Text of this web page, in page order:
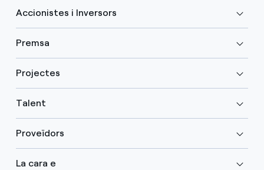
Accionistes i Inversors
Premsa
Projectes
Talent
Proveïdors
La cara e